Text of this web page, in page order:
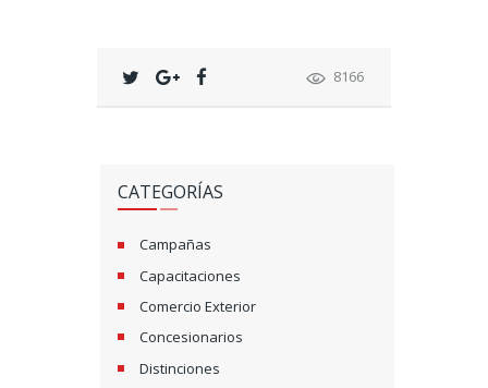
8166
CATEGORÍAS
Campañas
Capacitaciones
Comercio Exterior
Concesionarios
Distinciones